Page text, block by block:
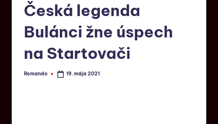
Česká legenda
Bulánci žne úspech
na Startovači
Romando 19. mája 2021